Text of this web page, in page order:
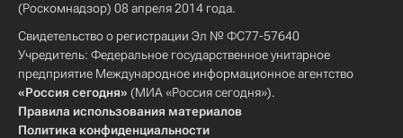
(Роскомнадзор) 08 апреля 2014 года.
Свидетельство о регистрации Эл № ФС77-57640
Учредитель: Федеральное государственное унитарное
предприятие Международное информационное агентство
«Россия сегодня» (МИА «Россия сегодня»).
Правила использования материалов
Политика конфиденциальности